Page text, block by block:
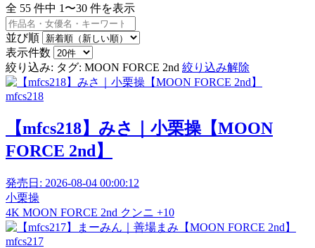
全 55 件中 1〜30 件を表示
並び順
表示件数
絞り込み: タグ: MOON FORCE 2nd 絞り込み解除
mfcs218
【mfcs218】みさ｜小栗操【MOON
FORCE 2nd】
発売日: 2026-08-04 00:00:12
小栗操
4K MOON FORCE 2nd クンニ +10
mfcs217